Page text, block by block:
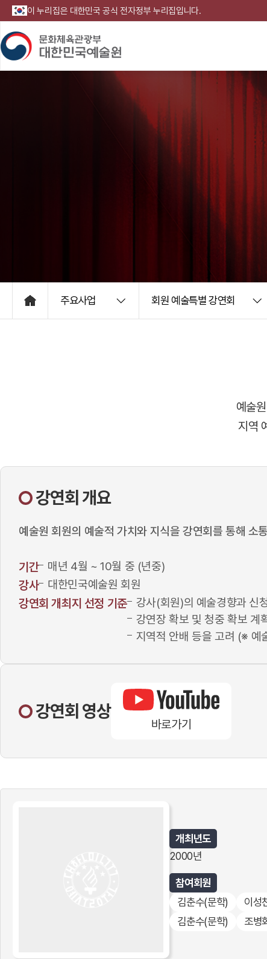
이 누리집은 대한민국 공식 전자정부 누리집입니다.
HOME 주요사업 회원 예술특별 강연회
예술
지역
강연회 영상
바로가기
강연회 개요
예술원 회원의 예술적 가치와 지식을 강연회를 통해 소
기간 매년 4월 ~ 10월 중 (년중)
강사 대한민국예술원 회원
강연회 개최지 선정 기준
강사(회원)의 예술경향과 신
강연장 확보 및 청중 확보 계
지역적 안배 등을 고려 (※ 예
개최년도
2000년
참여회원
김춘수(문학) 이성
김춘수(문학) 조병